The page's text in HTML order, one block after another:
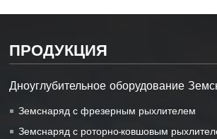
ПРОДУКЦИЯ
Дноуглубительное оборудование
Земснаряд с фрезерным рыхлителем
Земснаряд с роторно-ковшовым